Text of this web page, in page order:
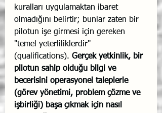
kuralları uygulamaktan ibaret
olmadığını belirtir; bunlar zaten bir
pilotun işe girmesi için gereken
"temel yeterliliklerdir"
(qualifications). Gerçek yetkinlik, bir
pilotun sahip olduğu bilgi ve
becerisini operasyonel taleplerle
(görev yönetimi, problem çözme ve
işbirliği) başa çıkmak için nasıl